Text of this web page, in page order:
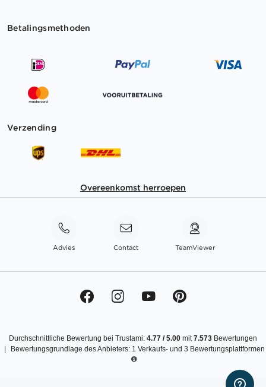
Betalingsmethoden
Verzending
Overeenkomst herroepen
Advies Contact TeamViewer
Durchschnittliche Bewertung bei Trustami: 4.77 /5.00 mit7.573 Bewertungen
Bewertungsgrundlage des Anbieters: 1 Verkaufs- und 3 Bewertungsplattformen